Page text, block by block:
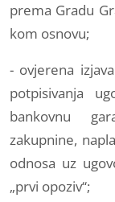
prema Gradu
kom osnovu;
- ovjerena
potpisivanja
bankovnu
zakupnine,
odnosa uz
„prvi opoziv“;